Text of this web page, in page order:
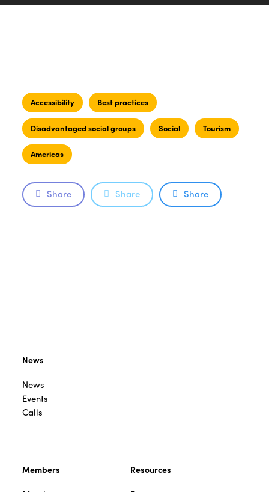
Accessibility Best practices
Disadvantaged social groups Social Tourism
Americas
Share Share Share
News
News
Events
Calls
Members Resources